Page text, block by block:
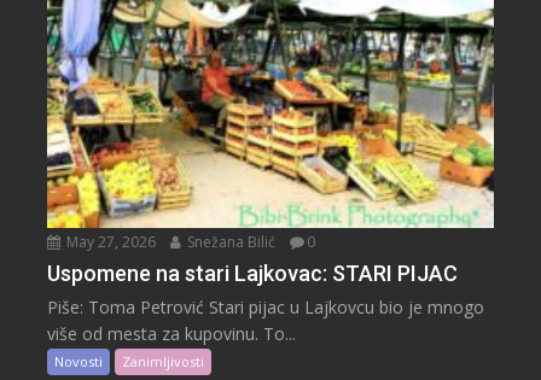
May 27, 2026 Snežana Bilić 0
Uspomene na stari Lajkovac: STARI PIJAC
Piše: Toma Petrović Stari pijac u Lajkovcu bio je mnogo
više od mesta za kupovinu. To...
Novosti Zanimljivosti